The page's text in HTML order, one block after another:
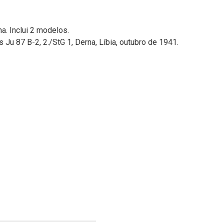
Inclui 2 modelos.
87 B-2, 2./StG 1, Derna, Líbia, outubro de 1941.